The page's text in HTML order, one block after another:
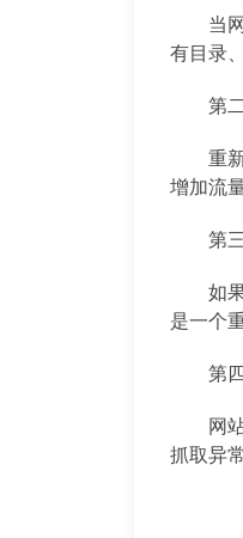
当
有目录
第
重
增加流
第
如
是一个
第
网
抓取异